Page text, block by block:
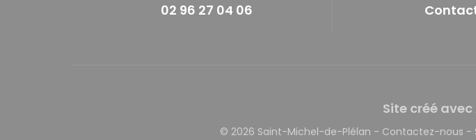
02 96 27 04 06
Site créé
© 2026 Saint-Michel-de-Plélan - Contactez-nous -